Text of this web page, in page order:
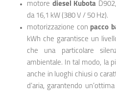
motore diesel Kubota
da 16,1 kW (380 V / 50 Hz).
motorizzazione con pacco
kWh che garantisce un
che una particolare
ambientale. In tal modo, la
anche in luoghi chiusi o
d’aria, garantendo